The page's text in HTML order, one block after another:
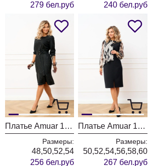
279 бел.руб
240 бел.руб
Платье Amuar 1073
Размеры:
48,50,52,54
256 бел.руб
Платье Amuar 1077
Размеры:
50,52,54,56,58,60
267 бел.руб